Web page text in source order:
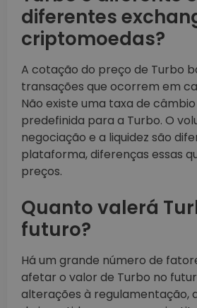
diferentes
criptomoedas?
A cotação do preço de Turbo
transações que ocorrem em
Não existe uma taxa de
predefinida para a Turbo. O
negociação e a liquidez são
plataforma, diferenças essas
preços.
Quanto valerá
futuro?
Há um grande número de
afetar o valor de Turbo no
alterações à regulamentação,